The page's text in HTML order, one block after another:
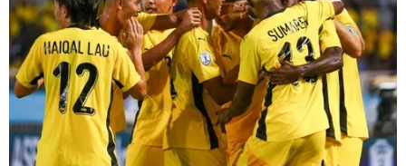
Bộ trưởng Bộ Lao động-Thương binh và Xã hội Đào Ngọc Dung
trao Bằng Tổ quốc ghi công cho thân nhân Liệt sỹ Thao Văn
Súa. (Nguồn: TTXVN)
Ngày 22/8, tại xã Nhi Sơn, huyện Mường Lát,
tỉnh Thanh Hóa, thừa ủy quyền Thủ tướng